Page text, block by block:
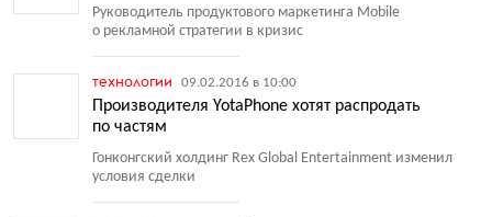
Руководитель продуктового маркетинга Mobile
о рекламной стратегии в кризис
технологии 09.02.2016 в 10:00
Производителя YotaPhone хотят распродать
по частям
Гонконгский холдинг Rex Global Entertainment изменил
условия сделки